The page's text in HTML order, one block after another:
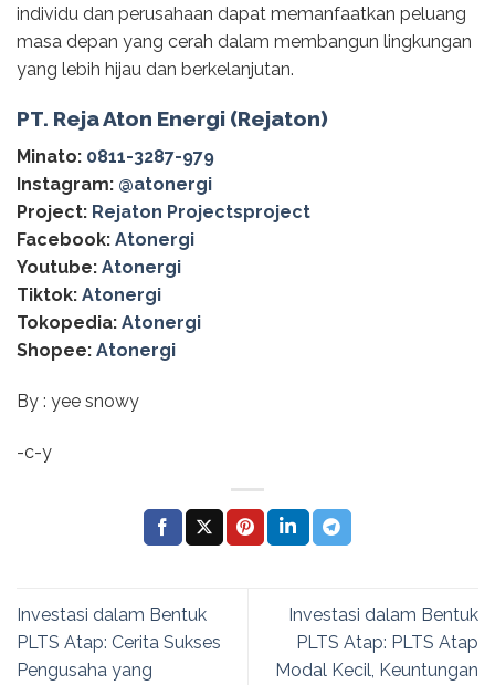
individu dan perusahaan dapat memanfaatkan peluang
masa depan yang cerah dalam membangun lingkungan
yang lebih hijau dan berkelanjutan.
PT. Reja Aton Energi (Rejaton)
Minato: 0811-3287-979
Instagram: @‌atonergi
Project: Rejaton Projectsproject
Facebook: Atonergi
Youtube: Atonergi
Tiktok: Atonergi
Tokopedia: Atonergi
Shopee: Atonergi
By : yee snowy
-c-y
Investasi dalam Bentuk
PLTS Atap: Cerita Sukses
Pengusaha yang
Investasi dalam Bentuk
PLTS Atap: PLTS Atap
Modal Kecil, Keuntungan